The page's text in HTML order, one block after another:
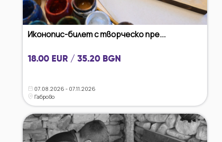
Иконопис-билет с творческо пре...
18.00 EUR / 35.20 BGN
07.08.2026 - 07.11.2026
Габрово